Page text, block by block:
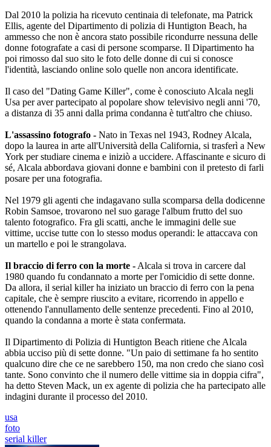
Dal 2010 la polizia ha ricevuto centinaia di telefonate, ma Patrick
Ellis, agente del Dipartimento di polizia di Huntigton Beach, ha
ammesso che non è ancora stato possibile ricondurre nessuna delle
donne fotografate a casi di persone scomparse. Il Dipartimento ha
poi rimosso dal suo sito le foto delle donne di cui si conosce
l'identità, lasciando online solo quelle non ancora identificate.
Il caso del "Dating Game Killer", come è conosciuto Alcala negli
Usa per aver partecipato al popolare show televisivo negli anni '70,
a distanza di 35 anni dalla prima condanna è tutt'altro che chiuso.
L'assassino fotografo - Nato in Texas nel 1943, Rodney Alcala,
dopo la laurea in arte all'Università della California, si trasferì a New
York per studiare cinema e iniziò a uccidere. Affascinante e sicuro di
sé, Alcala abbordava giovani donne e bambini con il pretesto di farli
posare per una fotografia.
Nel 1979 gli agenti che indagavano sulla scomparsa della dodicenne
Robin Samsoe, trovarono nel suo garage l'album frutto del suo
talento fotografico. Fra gli scatti, anche le immagini delle sue
vittime, uccise tutte con lo stesso modus operandi: le attaccava con
un martello e poi le strangolava.
Il braccio di ferro con la morte - Alcala si trova in carcere dal
1980 quando fu condannato a morte per l'omicidio di sette donne.
Da allora, il serial killer ha iniziato un braccio di ferro con la pena
capitale, che è sempre riuscito a evitare, ricorrendo in appello e
ottenendo l'annullamento delle sentenze precedenti. Fino al 2010,
quando la condanna a morte è stata confermata.
Il Dipartimento di Polizia di Huntigton Beach ritiene che Alcala
abbia ucciso più di sette donne. "Un paio di settimane fa ho sentito
qualcuno dire che ce ne sarebbero 150, ma non credo che siano così
tante. Sono convinto che il numero delle vittime sia in doppia cifra",
ha detto Steven Mack, un ex agente di polizia che ha partecipato alle
indagini durante il processo del 2010.
usa
foto
serial killer